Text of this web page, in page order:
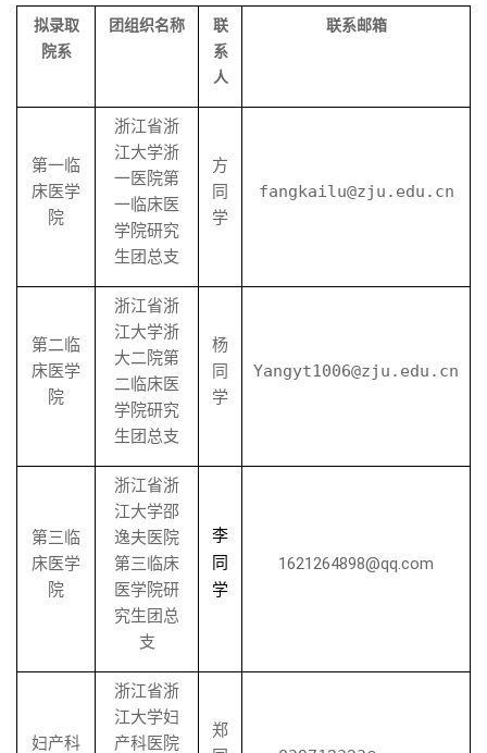
拟录取
院系
团组织名称
联
系
人
联系邮箱
第一临
床医学
院
浙江省浙
江大学浙
一医院第
一临床医
学院研究
生团总支
方
同
学
fangkailu@zju.edu.cn
第二临
床医学
院
浙江省浙
江大学浙
大二院第
二临床医
学院研究
生团总支
杨
同
学
Yangyt1006@zju.edu.cn
第三临
床医学
院
浙江省浙
江大学邵
逸夫医院
第三临床
医学院研
究生团总
支
李
同
学
1621264898@qq.com
妇产科
浙江省浙
江大学妇
产科医院
郑